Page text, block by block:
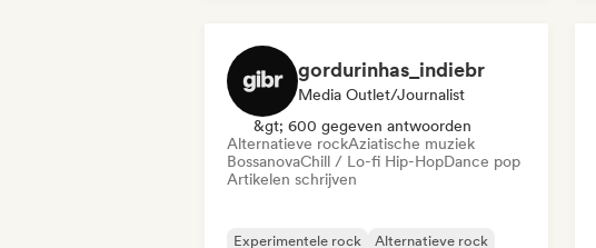
gordurinhas_indiebr
Media Outlet/Journalist
&gt; 600 gegeven antwoorden
Alternatieve rockAziatische muziek
BossanovaChill / Lo-fi Hip-HopDance pop
Artikelen schrijven
Experimentele rock
Alternatieve rock